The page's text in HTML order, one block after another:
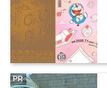
PR